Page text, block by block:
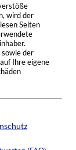
wird der
Seiten
der
Ihre eigene